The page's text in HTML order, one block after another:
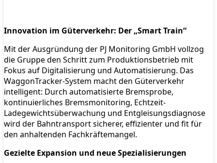
Innovation im Güterverkehr: Der „Smart Train“
Mit der Ausgründung der PJ Monitoring GmbH vollzog
die Gruppe den Schritt zum Produktionsbetrieb mit
Fokus auf Digitalisierung und Automatisierung. Das
WaggonTracker-System macht den Güterverkehr
intelligent: Durch automatisierte Bremsprobe,
kontinuierliches Bremsmonitoring, Echtzeit-
Ladegewichtsüberwachung und Entgleisungsdiagnose
wird der Bahntransport sicherer, effizienter und fit für
den anhaltenden Fachkräftemangel.
Gezielte Expansion und neue Spezialisierungen